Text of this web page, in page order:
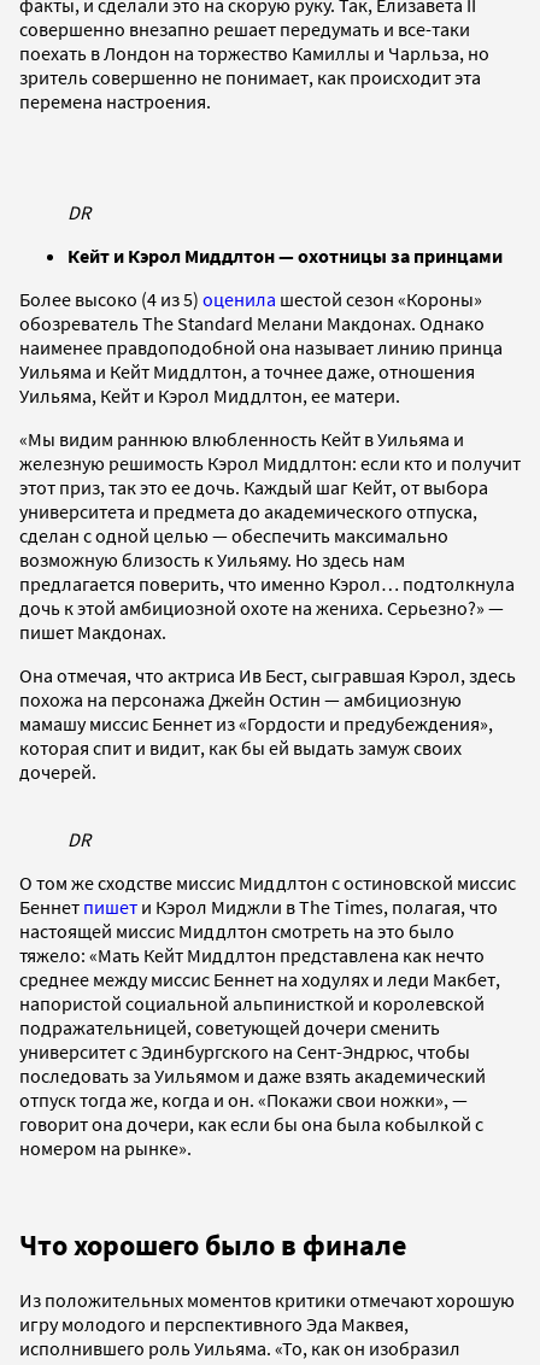
совершенно внезапно решает передумать и все-таки
поехать в Лондон на торжество Камиллы и Чарльза, но
зритель совершенно не понимает, как происходит эта
перемена настроения.
DR
Кейт и Кэрол Миддлтон — охотницы за принцами
Более высоко (4 из 5) оценила шестой сезон «Короны»
обозреватель The Standard Мелани Макдонах. Однако
наименее правдоподобной она называет линию принца
Уильяма и Кейт Миддлтон, а точнее даже, отношения
Уильяма, Кейт и Кэрол Миддлтон, ее матери.
«Мы видим раннюю влюбленность Кейт в Уильяма и
железную решимость Кэрол Миддлтон: если кто и получит
этот приз, так это ее дочь. Каждый шаг Кейт, от выбора
университета и предмета до академического отпуска,
сделан с одной целью — обеспечить максимально
возможную близость к Уильяму. Но здесь нам
предлагается поверить, что именно Кэрол… подтолкнула
дочь к этой амбициозной охоте на жениха. Серьезно?» —
пишет Макдонах.
Она отмечая, что актриса Ив Бест, сыгравшая Кэрол, здесь
похожа на персонажа Джейн Остин — амбициозную
мамашу миссис Беннет из «Гордости и предубеждения»,
которая спит и видит, как бы ей выдать замуж своих
дочерей.
DR
О том же сходстве миссис Миддлтон с остиновской миссис
Беннет пишет и Кэрол Миджли в The Times, полагая, что
настоящей миссис Миддлтон смотреть на это было
тяжело: «Мать Кейт Миддлтон представлена как нечто
среднее между миссис Беннет на ходулях и леди Макбет,
напористой социальной альпинисткой и королевской
подражательницей, советующей дочери сменить
университет с Эдинбургского на Сент-Эндрюс, чтобы
последовать за Уильямом и даже взять академический
отпуск тогда же, когда и он. «Покажи свои ножки», —
говорит она дочери, как если бы она была кобылкой с
номером на рынке».
Что хорошего было в финале
Из положительных моментов критики отмечают хорошую
игру молодого и перспективного Эда Маквея,
исполнившего роль Уильяма. «То, как он изобразил